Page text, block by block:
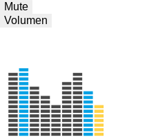
Mute
Volumen